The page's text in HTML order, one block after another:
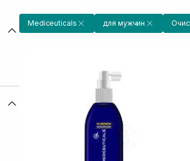
Mediceuticals для мужчин